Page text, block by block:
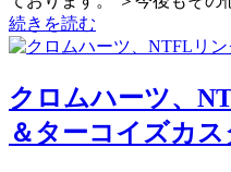
続きを読む
クロムハーツ、
＆ターコイズカス